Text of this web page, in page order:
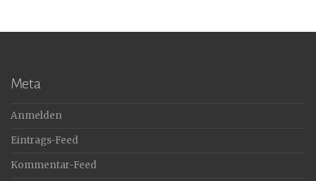
Meta
Anmelden
Eintrags-Feed
Kommentar-Feed